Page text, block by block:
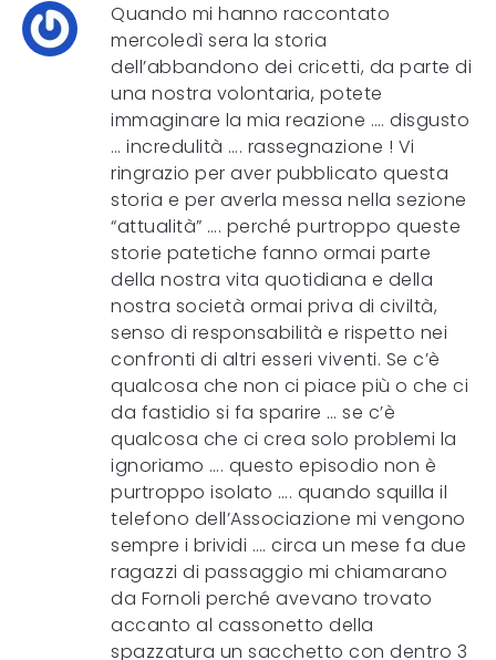
Quando mi hanno raccontato
mercoledì sera la storia
dell’abbandono dei cricetti, da parte di
una nostra volontaria, potete
immaginare la mia reazione …. disgusto
… incredulità …. rassegnazione ! Vi
ringrazio per aver pubblicato questa
storia e per averla messa nella sezione
“attualità” …. perché purtroppo queste
storie patetiche fanno ormai parte
della nostra vita quotidiana e della
nostra società ormai priva di civiltà,
senso di responsabilità e rispetto nei
confronti di altri esseri viventi. Se c’è
qualcosa che non ci piace più o che ci
da fastidio si fa sparire … se c’è
qualcosa che ci crea solo problemi la
ignoriamo …. questo episodio non è
purtroppo isolato …. quando squilla il
telefono dell’Associazione mi vengono
sempre i brividi …. circa un mese fa due
ragazzi di passaggio mi chiamarano
da Fornoli perché avevano trovato
accanto al cassonetto della
spazzatura un sacchetto con dentro 3